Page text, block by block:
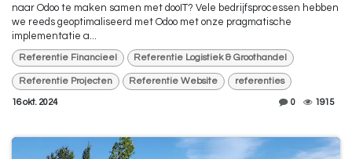
naar Odoo te maken samen met dooIT? Vele bedrijfsprocessen hebben
we reeds geoptimaliseerd met Odoo met onze pragmatische
implementatie a...
Referentie Financieel Referentie Logistiek & Groothandel
Referentie Projecten Referentie Website referenties
16 okt. 2024 0 1915